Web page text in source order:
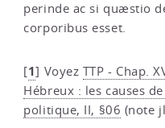
perinde ac si quæstio
corporibus esset.
[1] Voyez TTP - Chap.
Hébreux : les causes
politique, II, §06 (note